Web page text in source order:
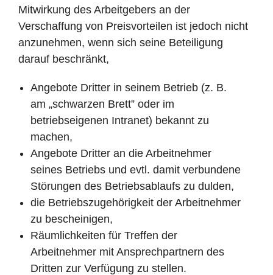
Mitwirkung des Arbeitgebers an der
Verschaffung von Preisvorteilen ist jedoch nicht
anzunehmen, wenn sich seine Beteiligung
darauf beschränkt,
Angebote Dritter in seinem Betrieb (z. B.
am „schwarzen Brett” oder im
betriebseigenen Intranet) bekannt zu
machen,
Angebote Dritter an die Arbeitnehmer
seines Betriebs und evtl. damit verbundene
Störungen des Betriebsablaufs zu dulden,
die Betriebszugehörigkeit der Arbeitnehmer
zu bescheinigen,
Räumlichkeiten für Treffen der
Arbeitnehmer mit Ansprechpartnern des
Dritten zur Verfügung zu stellen.